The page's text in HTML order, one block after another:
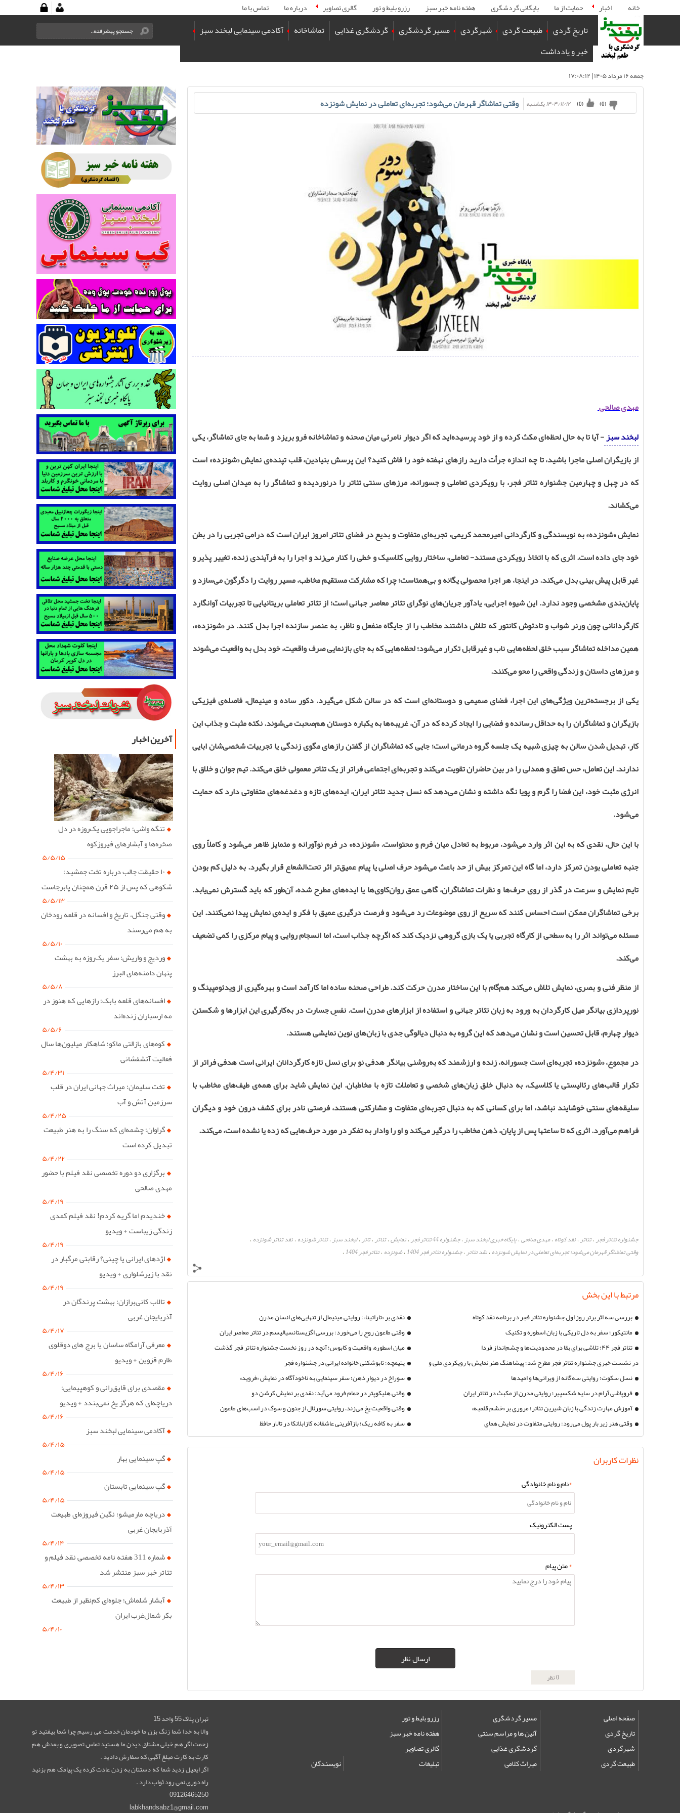
خانه اخبار حمایت از ما بایگانی گردشگری هفته نامه خبر سبز رزرو بلیط و تور گالری تصاویر درباره ما تماس با ما
تاریخ گردی طبیعت گردی شهرگردی مسیر گردشگری گردشگری غذایی تماشاخانه
آکادمی سینمایی لبخند سبز
خبر و یادداشت
جمعه ۱۶ مرداد ۱۴۰۵ | ۱۷:۰۸:۱۲
۱۴۰۴/۱۱/۱۲ يكشنبه (
0
) (
0
) وقتی تماشاگر قهرمان می‌شود؛ تجربه‌ای تعاملی در نمایش شونزده
مهدی صالحی
لبخند سبز- آیا تا به حال لحظه‌ای مکث کرده و از خود پرسیده‌اید که اگر دیوار نامرئی میان صحنه و تماشاخانه فرو بریزد و شما به جای تماشاگر، یکی
از بازیگران اصلی ماجرا باشید، تا چه اندازه جرأت دارید رازهای نهفته‌ خود را فاش کنید؟ این پرسش بنیادین، قلب تپنده‌ی نمایش «شونزده» است
که در چهل و چهارمین جشنواره تئاتر فجر، با رویکردی تعاملی و جسورانه، مرزهای سنتی تئاتر را درنوردیده و تماشاگر را به میدان اصلی روایت
می‌کشاند.
نمایش «شونزده» به نویسندگی و کارگردانی امیرمحمد کریمی، تجربه‌ای متفاوت و بدیع در فضای تئاتر امروز ایران است که درامی تجربی را در بطن
خود جای داده است. اثری که با اتخاذ رویکردی مستند- تعاملی، ساختار روایی کلاسیک و خطی را کنار می‌زند و اجرا را به فرآیندی زنده، تغییر پذیر و
غیر قابل پیش ‌بینی بدل می‌کند. در اینجا، هر اجرا محصولی یگانه و بی‌همتاست؛ چرا که مشارکت مستقیم مخاطب، مسیر روایت را دگرگون می‌سازد و
پایان‌بندی مشخصی وجود ندارد. این شیوه‌ اجرایی، یادآور جریان‌های نوگرای تئاتر معاصر جهانی است؛ از تئاتر تعاملی بریتانیایی تا تجربیات آوانگارد
کارگردانانی چون ورنر شواب و تادئوش کانتور که تلاش داشتند مخاطب را از جایگاه منفعل و ناظر، به عنصر سازنده‌ اجرا بدل کنند. در «شونزده»،
همین مداخله‌ تماشاگر سبب خلق لحظه‌هایی ناب و غیرقابل تکرار می‌شود؛ لحظه‌هایی که به جای بازنمایی صرف واقعیت، خود بدل به واقعیت می‌شوند
و مرزهای داستان و زندگی واقعی را محو می‌کنند.
یکی از برجسته‌ترین ویژگی‌های این اجرا، فضای صمیمی و دوستانه‌ای است که در سالن شکل می‌گیرد. دکور ساده و مینیمال، فاصله‌ی فیزیکی
بازیگران و تماشاگران را به حداقل رسانده و فضایی را ایجاد کرده که در آن، غریبه‌ها به یکباره دوستان هم‌صحبت می‌شوند. نکته مثبت و جذاب این
کار، تبدیل شدن سالن به چیزی شبیه یک جلسه‌ گروه درمانی است؛ جایی که تماشاگران از گفتن رازهای مگوی زندگی یا تجربیات شخصی‌شان ابایی
ندارند. این تعامل، حس تعلق و همدلی را در بین حاضران تقویت می‌کند و تجربه‌ای اجتماعی فراتر از یک تئاتر معمولی خلق می‌کند. تیم جوان و خلاق با
انرژی مثبت خود، این فضا را گرم و پویا نگه داشته و نشان می‌دهد که نسل جدید تئاتر ایران، ایده‌های تازه و دغدغه‌های متفاوتی دارد که حمایت
می‌شود.
با این حال، نقدی که به این اثر وارد می‌شود، مربوط به تعادل میان فرم و محتواست. «شونزده» در فرم نوآورانه و متمایز ظاهر می‌شود و کاملاً روی
جنبه‌ تعاملی بودن تمرکز دارد، اما گاه این تمرکز بیش از حد باعث می‌شود حرف اصلی یا پیام عمیق‌تر اثر تحت‌الشعاع قرار بگیرد. به دلیل کم بودن
تایم نمایش و سرعت در گذر از روی حرف‌ها و نظرات تماشاگران، گاهی عمق روان‌کاوی‌ها یا ایده‌های مطرح شده، آن‌طور که باید گسترش نمی‌یابد.
برخی تماشاگران ممکن است احساس کنند که سریع از روی موضوعات رد می‌شود و فرصت درگیری عمیق با فکر و ایده‌ی نمایش پیدا نمی‌کنند. این
مسئله می‌تواند اثر را به سطحی از کارگاه تجربی یا یک بازی گروهی نزدیک کند که اگرچه جذاب است، اما انسجام روایی و پیام مرکزی را کمی تضعیف
می‌کند.
از منظر فنی و بصری، نمایش تلاش می‌کند هم‌گام با این ساختار مدرن حرکت کند. طراحی صحنه ساده اما کارآمد است و بهره‌گیری از ویدئومپینگ و
نورپردازی بیانگر میل کارگردان به ورود به زبان تئاتر جهانی و استفاده از ابزارهای مدرن است. نفسِ جسارت در به‌کارگیری این ابزارها و شکستن
دیوار چهارم، قابل تحسین است و نشان می‌دهد که این گروه به دنبال دیالوگی جدی با زبان‌های نوین نمایشی هستند.
در مجموع، «شونزده» تجربه‌ای است جسورانه، زنده و ارزشمند که به‌روشنی بیانگر هدفی نو برای نسل تازه کارگردانان ایرانی است هدفی فراتر از
تکرار قالب‌های رئالیستی یا کلاسیک، به دنبال خلق زبان‌های شخصی و تعاملات تازه با مخاطبان. این نمایش شاید برای همه‌ی طیف‌های مخاطب با
سلیقه‌های سنتی خوشایند نباشد، اما برای کسانی که به دنبال تجربه‌ای متفاوت و مشارکتی هستند، فرصتی نادر برای کشف درون خود و دیگران
فراهم می‌آورد. اثری که تا ساعتها پس از پایان، ذهن مخاطب را درگیر می‌کند و او را وادار به تفکر در مورد حرف‌هایی که زده یا نشده است، می‌کند.
جشنواره تئاتر فجر ،تئاتر ،نقد کوتاه ،مهدی صالحی،پایگاه خبری لبخند سبز ،جشنواره 44 تئاتر فجر ،نمایش،تئاتر ،تاتر ،لبخند سبز ،تئاتر شونزده ،نقد تئاتر شونزده ،
وقتی تماشاگر قهرمان می‌شود؛ تجربه‌ای تعاملی در نمایش شونزده ،نقد تئاتر ،جشنواره تئاتر فجر 1404 ،شونزده ،تئاتر فجر 1404 ،
مرتبط با این بخش
بررسی سه اثر برتر روز اول جشنواره تئاتر فجر در برنامه نقد کوتاه
نقدی بر «تاراتینا»: روایتی مینیمال از تنهایی‌های انسان مدرن
مانتیکور؛ سفر به دل تاریکی با زبان اسطوره و تکنیک
وقتی طاعون روح را می‌خورد: بررسی اگزیستانسیالیسم در تئاتر معاصر ایران
تئاتر فجر ۴۴؛ تلاشی برای بقا در محدودیت‌ها و چشم‌انداز فردا
میان اسطوره، واقعیت و کابوس؛ آنچه در روز نخست جشنواره تئاتر فجر گذشت
در نشست خبری جشنواره تئاتر فجر مطرح شد؛ پیشاهنگ هنر نمایش با رویکردی ملی و
انتقاد از فضای مجازی
یتیمچه؛ تابوشکنی خانواده ایرانی در جشنواره فجر
نسل سکوت؛ روایتی سه‌گانه از ویرانی‌ها و امیدها
سوراخ در دیوارِ ذهن؛ سفر سینمایی به ناخودآگاه در نمایش «فروید»
فروپاشی آرام در سایه‌ شکسپیر؛ روایتی مدرن از مکبث در تئاتر ایران
وقتی هلیکوپتر در حمام فرود می‌آید: نقدی بر نمایش کرشن دو
آموزش مهارت زندگی با زبان شیرین تئاتر؛ مروری بر «خشم قلمبه»
وقتی واقعیت یخ می‌زند، روایتی سورئال از جنون و سوگ در اسب‌های طاعون
وقتی هنر زیر بار پول می‌رود: روایتی متفاوت در نمایش همای
سفر به کافه ریک؛ بازآفرینی عاشقانه‌ کازابلانکا در تالار حافظ
نظرات کاربران
*نام و نام خانوادگی
پست الکترونیک
*متن پیام
ارسال نظر
0 نظر
آخرین اخبار
تنگه واشی؛ ماجراجویی یک‌روزه در دل
صخره‌ها و آبشارهای فیروزکوه
۵/۵/۱۵
۱۰ حقیقت جالب درباره تخت جمشید؛
شکوهی که پس از ۲۵ قرن همچنان پابرجاست
۵/۵/۱۳
وقتی جنگل، تاریخ و افسانه در قلعه رودخان
به هم می‌رسند
۵/۵/۱۰
وردیج و واریش؛ سفر یک‌روزه به بهشت
پنهان دامنه‌های البرز
۵/۵/۸
افسانه‌های قلعه بابک؛ رازهایی که هنوز در
مه ارسباران زنده‌اند
۵/۵/۶
کوه‌های بازالتی ماکو؛ شاهکار میلیون‌ها سال
فعالیت آتشفشانی
۵/۴/۳۱
تخت سلیمان؛ میراث جهانی ایران در قلب
سرزمین آتش و آب
۵/۴/۲۵
گراوان؛ چشمه‌ای که سنگ را به هنر طبیعت
تبدیل کرده است
۵/۴/۲۲
برگزاری دو دوره تخصصی نقد فیلم با حضور
مهدی صالحی
۵/۴/۱۹
خندیدم اما گریه کردم! نقد فیلم کمدی
زندگی زیباست + ویدیو
۵/۴/۱۹
اژدهای ایرانی یا چینی؟ رقابتی مرگبار در
نقد با زیرشلواری + ویدیو
۵/۴/۱۹
تالاب کانی‌برازان؛ بهشت پرندگان در
آذربایجان غربی
۵/۴/۱۷
معرفی آرامگاه ساسان یا برج های دوقلوی
طارم قزوین + ویدیو
۵/۴/۱۶
مقصدی برای قایق‌رانی و کوهپیمایی؛
دریاچه‌ای که هرگز یخ نمی‌بندد + ویدیو
۵/۴/۱۶
آکادمی سینمایی لبخند سبز
۵/۴/۱۵
گپ سینمایی بهار
۵/۴/۱۵
گپ سینمایی تابستان
۵/۴/۱۵
دریاچه مارمیشو؛ نگین فیروزه‌ای طبیعت
آذربایجان غربی
۵/۴/۱۴
شماره 311 هفته نامه تخصصی نقد فیلم و
تئاتر خبر سبز منتشر شد
۵/۴/۱۳
آبشار شلماش؛ جلوه‌ای کم‌نظیر از طبیعت
بکر شمال‌غرب ایران
۵/۴/۱۰
صفحه اصلی
تاریخ گردی
شهرگردی
طبیعت گردی
مسیر گردشگری
آئین ها و مراسم سنتی
گردشگری غذایی
میراث کلامی
رزرو بلیط و تور
هفته نامه خبر سبز
گالری تصاویر
تبلیغات
نویسندگان
تهران پلاک 55 واحد 15
والا به خدا شما زنگ بزن ما خودمان خدمت می رسیم چرا شما بیفتید تو
زحمت اگر هم خیلی مشتاق دیدن ما هستید تماس تصویری و بعدش هم
کارت به کارت مبلغ آگهی که سفارش دادید .
اگر ایمیل زدید شما که دستتان به زدن عادت کرده یک پیامک هم بزنید
راه دوری نمی رود ثواب دارد .
09126465250
labkhandsabz1@gmail.com